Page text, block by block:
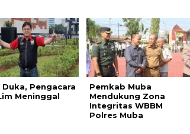
Duka, Pengacara
Meninggal
Pemkab Muba
Mendukung Zona
Integritas WBBM
Polres Muba